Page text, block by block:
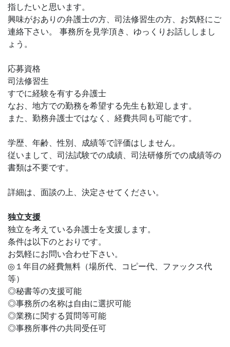
指したいと思います。
興味がおありの弁護士の方、司法修習生の方、お気軽にご
連絡下さい。 事務所を見学頂き、ゆっくりお話ししまし
ょう。
応募資格
司法修習生
すでに経験を有する弁護士
なお、地方での勤務を希望する先生も歓迎します。
また、勤務弁護士ではなく、経費共同も可能です。
学歴、年齢、性別、成績等で評価はしません。
従いまして、司法試験での成績、司法研修所での成績等の
書類は不要です。
詳細は、面談の上、決定させてください。
独立支援
独立を考えている弁護士を支援します。
条件は以下のとおりです。
お気軽にお問い合わせ下さい。
◎１年目の経費無料（場所代、コピー代、ファックス代
等）
◎秘書等の支援可能
◎事務所の名称は自由に選択可能
◎業務に関する質問等可能
◎事務所事件の共同受任可